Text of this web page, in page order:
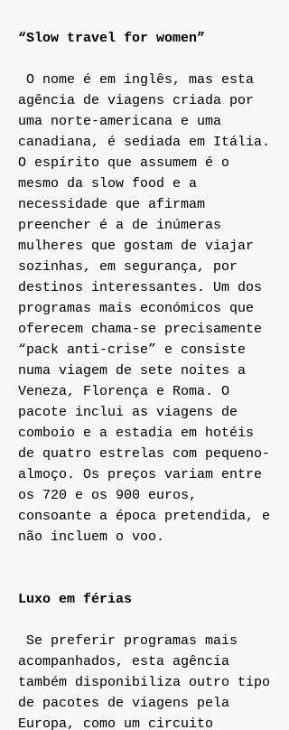
“Slow travel for women”
O nome é em inglês, mas esta
agência de viagens criada por
uma norte-americana e uma
canadiana, é sediada em Itália.
O espírito que assumem é o
mesmo da slow food e a
necessidade que afirmam
preencher é a de inúmeras
mulheres que gostam de viajar
sozinhas, em segurança, por
destinos interessantes. Um dos
programas mais económicos que
oferecem chama-se precisamente
“pack anti-crise” e consiste
numa viagem de sete noites a
Veneza, Florença e Roma. O
pacote inclui as viagens de
comboio e a estadia em hotéis
de quatro estrelas com pequeno-
almoço. Os preços variam entre
os 720 e os 900 euros,
consoante a época pretendida, e
não incluem o voo.
Luxo em férias
Se preferir programas mais
acompanhados, esta agência
também disponibiliza outro tipo
de pacotes de viagens pela
Europa, como um circuito